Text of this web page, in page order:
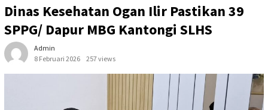
Dinas Kesehatan Ogan Ilir Pastikan 39
SPPG/ Dapur MBG Kantongi SLHS
Admin
8 Februari 2026
257 views